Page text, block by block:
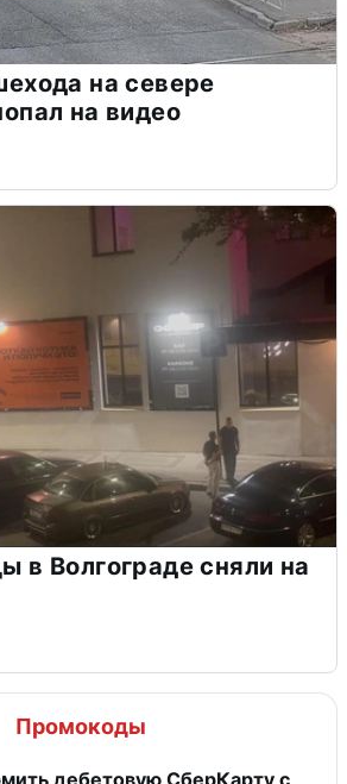
на севере
на видео
в Волгограде сняли на
Промокоды
дебетовую СберКарту с